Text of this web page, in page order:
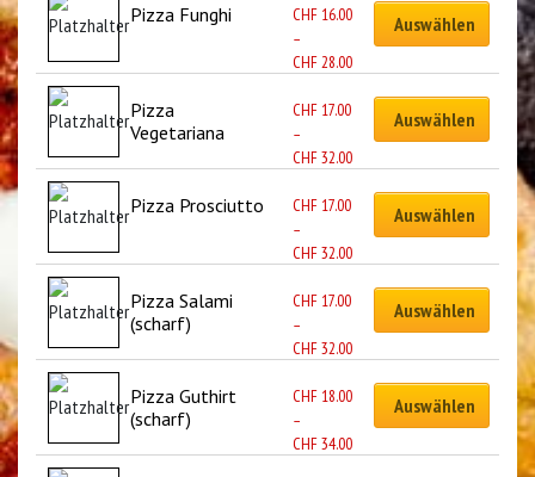
Pizza Funghi CHF 16.00
–
CHF28.00
Auswählen
Pizza
Vegetariana
CHF 17.00
–
CHF32.00
Auswählen
Pizza Prosciutto CHF 17.00
–
CHF32.00
Auswählen
Pizza Salami
(scharf)
CHF 17.00
–
CHF32.00
Auswählen
Pizza Guthirt
(scharf)
CHF 18.00
–
CHF34.00
Auswählen